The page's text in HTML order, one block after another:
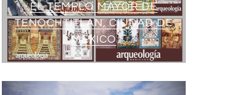
EL TEMPLO MAYOR DE
TENOCHTITLAN, CIUDAD DE
MÉXICO